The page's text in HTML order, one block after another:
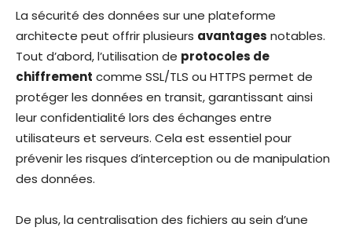
La sécurité des données sur une plateforme
architecte peut offrir plusieurs avantages notables.
Tout d’abord, l’utilisation de protocoles de
chiffrement comme SSL/TLS ou HTTPS permet de
protéger les données en transit, garantissant ainsi
leur confidentialité lors des échanges entre
utilisateurs et serveurs. Cela est essentiel pour
prévenir les risques d’interception ou de manipulation
des données.
De plus, la centralisation des fichiers au sein d’une